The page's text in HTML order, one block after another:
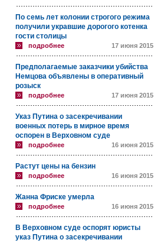
По семь лет колонии строгого режима
получили укравшие дорогого котенка
гости столицы
подробнее 17 июня 2015
Предполагаемые заказчики убийства
Немцова объявлены в оперативный
розыск
подробнее 17 июня 2015
Указ Путина о засекречивании
военных потерь в мирное время
оспорен в Верховном суде
подробнее 16 июня 2015
Растут цены на бензин
подробнее 16 июня 2015
Жанна Фриске умерла
подробнее 16 июня 2015
В Верховном суде оспорят юристы
указ Путина о засекречивании